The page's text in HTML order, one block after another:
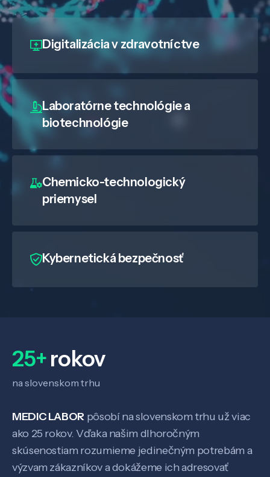
Digitalizáciav zdravotníctve
Laboratórne technológie a
biotechnológie
Chemicko-technologický
priemysel
Kybernetická bezpečnosť
25+rokov
na slovenskom trhu
MEDIC LABOR pôsobí na slovenskom trhu už viac
ako 25 rokov. Vďaka našim dlhoročným
skúsenostiam rozumieme jedinečným potrebám a
výzvam zákazníkov a dokážeme ich adresovať